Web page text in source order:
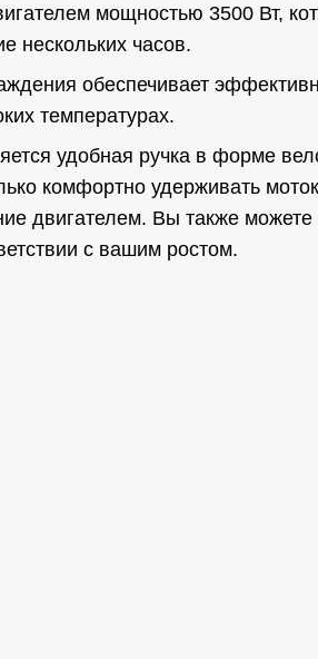
мощностью 3500 Вт,
нескольких часов.
обеспечивает
температурах.
удобная ручка в форме
комфортно удерживать
двигателем. Вы также можете
с вашим ростом.